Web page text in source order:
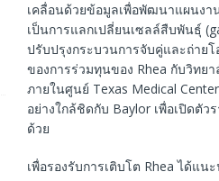
เคลื่อนด้วยข้อมูลเพื่อพัฒนาแผนงา
เป็นการแลกเปลี่ยนเซลล์สืบพันธุ์
ปรับปรุงกระบวนการจับคู่และถ่าย
ของการร่วมทุนของ Rhea กับวิทย
ภายในศูนย์ Texas Medical
อย่างใกล้ชิดกับ Baylor เพื่อเปิดตั
ด้วย
เพื่อรองรับการเติบโต Rhea ได้แ